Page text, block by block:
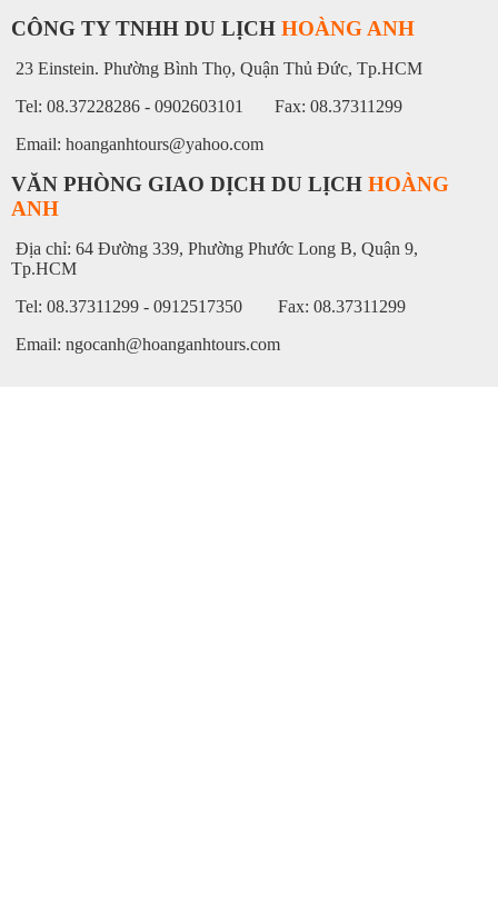
CÔNG TY TNHH DU LỊCH HOÀNG ANH
23 Einstein. Phường Bình Thọ, Quận Thủ Đức, Tp.HCM
Tel: 08.37228286 - 0902603101 Fax: 08.37311299
Email: hoanganhtours@yahoo.com
VĂN PHÒNG GIAO DỊCH DU LỊCH HOÀNG
ANH
Địa chỉ: 64 Đường 339, Phường Phước Long B, Quận 9,
Tp.HCM
Tel: 08.37311299 - 0912517350 Fax: 08.37311299
Email: ngocanh@hoanganhtours.com